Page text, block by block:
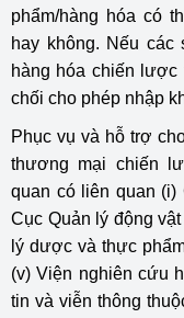
phẩm/hàng hóa có
hay không. Nếu các
hàng hóa chiến
chối cho phép nhập
Phục vụ và hỗ trợ
thương mại chiến
quan có liên quan (i)
Cục Quản lý động
lý dược và thực
(v) Viện nghiên cứu
tin và viễn thông